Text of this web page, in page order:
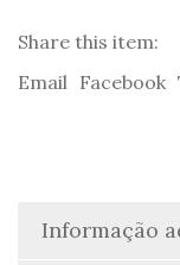
António
Vieira
Share this item:
Email Facebook
Informação